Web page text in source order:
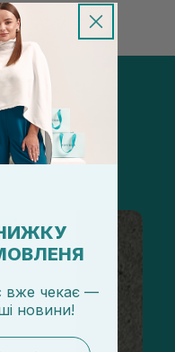
Instagram
вже чекає —
новини!